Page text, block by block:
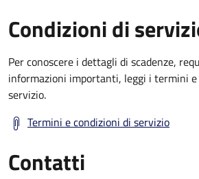
Condizioni di
Per conoscere i dettagli di scadenze,
informazioni importanti, leggi i termini e
servizio.
Termini e condizioni di servizio
Contatti